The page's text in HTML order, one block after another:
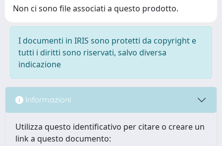
Non ci sono file associati a questo prodotto.
I documenti in IRIS sono protetti da copyright e
tutti i diritti sono riservati, salvo diversa
indicazione
Informazioni
Utilizza questo identificativo per citare o creare un
link a questo documento: